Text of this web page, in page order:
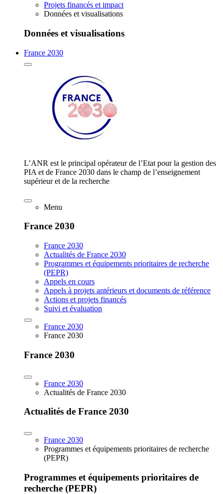
Projets financés et impact
Données et visualisations
Données et visualisations
France 2030
L’ANR est le principal opérateur de l’Etat pour la gestion des
PIA et de France 2030 dans le champ de l’enseignement
supérieur et de la recherche
Menu
France 2030
France 2030
Actualités de France 2030
Programmes et équipements prioritaires de recherche
(PEPR)
Appels en cours
Appels à projets antérieurs et documents de référence
Actions et projets financés
Suivi et évaluation
France 2030
France 2030
France 2030
France 2030
Actualités de France 2030
Actualités de France 2030
France 2030
Programmes et équipements prioritaires de recherche
(PEPR)
Programmes et équipements prioritaires de
recherche (PEPR)